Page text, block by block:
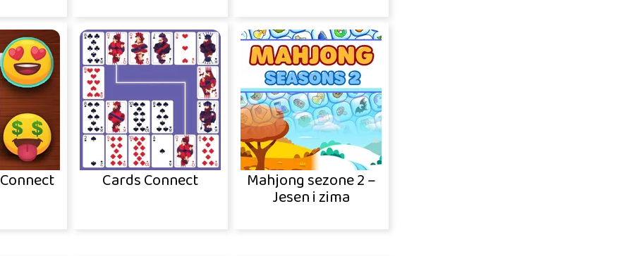
Cards Connect Mahjong sezone 2 –
Jesen i zima